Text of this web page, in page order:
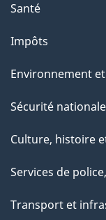
Santé
Impôts
Environnement
Sécurité
Culture, histoire
Services de
Transport et